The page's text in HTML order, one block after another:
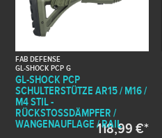
FAB DEFENSE
GL-SHOCK PCP G
GL-SHOCK PCP
SCHULTERSTÜTZE AR15 / M16 /
M4 STIL -
RÜCKSTOSSDÄMPFER / W
ANGENAUFLAGE / RAIL118,99 €*